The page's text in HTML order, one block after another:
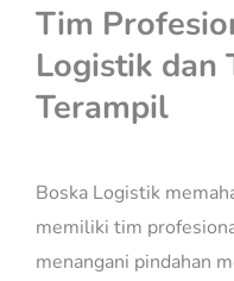
Tim
Logistik dan
Terampil
Boska Logistik
memiliki tim
menangani pindahan